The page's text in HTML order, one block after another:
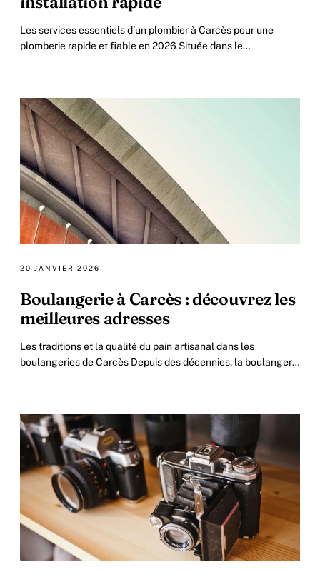
Les services essentiels d’un plombier à Carcès pour une
plomberie rapide et fiable en 2026 Située dans le
20 JANVIER 2026
Boulangerie à Carcès : découvrez les
meilleures adresses
Les traditions et la qualité du pain artisanal dans les
boulangeries de Carcès Depuis des décennies, la boulangerie